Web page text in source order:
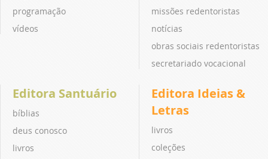
programação
vídeos
missões redentoristas
notícias
obras sociais redentoristas
secretariado vocacional
Editora Santuário
bíblias
deus conosco
livros
Editora Ideias &
Letras
livros
coleções